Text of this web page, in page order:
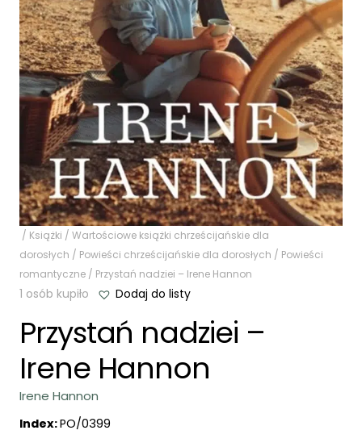
/ Książki / Wartościowe książki chrześcijańskie dla
dorosłych / Powieści chrześcijańskie dla dorosłych / Powieści
romantyczne / Przystań nadziei – Irene Hannon
1 osób kupiło Dodaj do listy
Przystań nadziei –
Irene Hannon
Irene Hannon
Index:PO/0399